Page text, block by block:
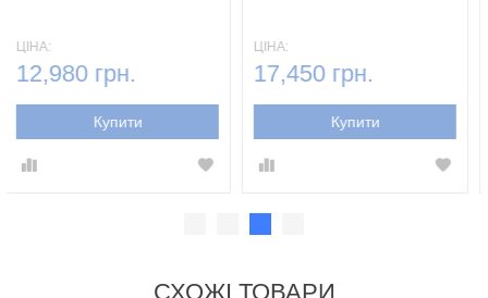
ЦІНА:
12,980 грн.
Купити
ЦІНА:
17,450 грн.
Купити
СХОЖІ ТОВАРИ